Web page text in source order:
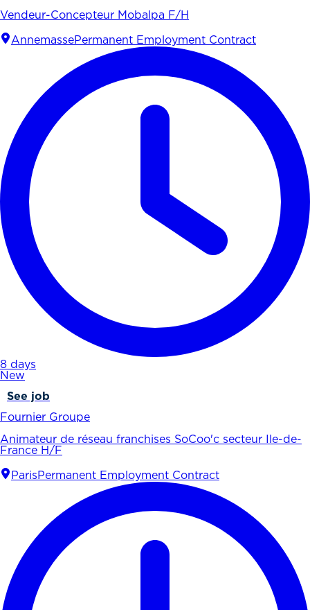
Vendeur-Concepteur Mobalpa F/H
AnnemassePermanent Employment Contract
8 days
New
See job
Fournier Groupe
Animateur de réseau franchises SoCoo'c secteur Ile-de-
France H/F
Paris Permanent Employment Contract